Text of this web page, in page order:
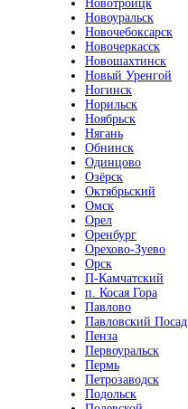
Новотроицк
Новоуральск
Новочебоксарск
Новочеркасск
Новошахтинск
Новый Уренгой
Ногинск
Норильск
Ноябрьск
Нягань
Обнинск
Одинцово
Озёрск
Октябрьский
Омск
Орел
Оренбург
Орехово-Зуево
Орск
П-Камчатский
п. Косая Гора
Павлово
Павловский Посад
Пенза
Первоуральск
Пермь
Петрозаводск
Подольск